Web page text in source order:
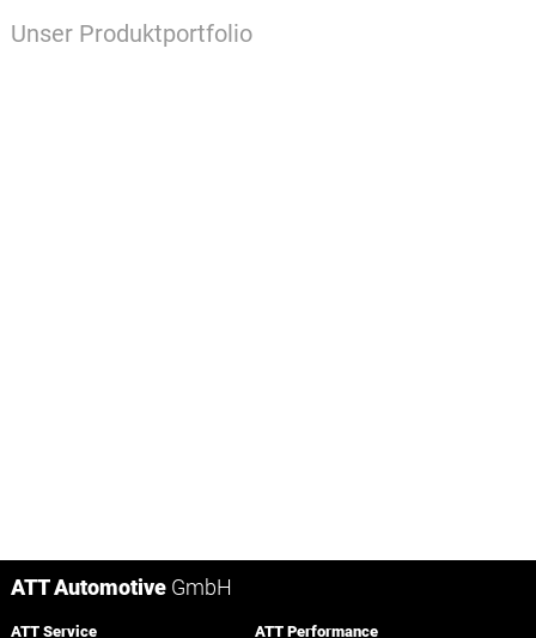
Unser Produktportfolio
ATT AutomotiveGmbH
ATT Service ATT Performance